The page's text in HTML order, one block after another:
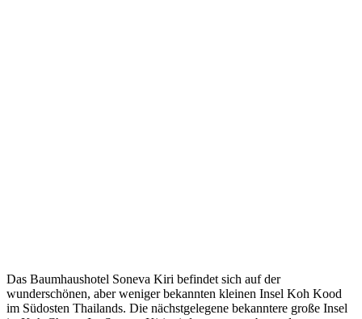
Das Baumhaushotel Soneva Kiri befindet sich auf der
wunderschönen, aber weniger bekannten kleinen Insel Koh Kood
im Südosten Thailands. Die nächstgelegene bekanntere große Insel